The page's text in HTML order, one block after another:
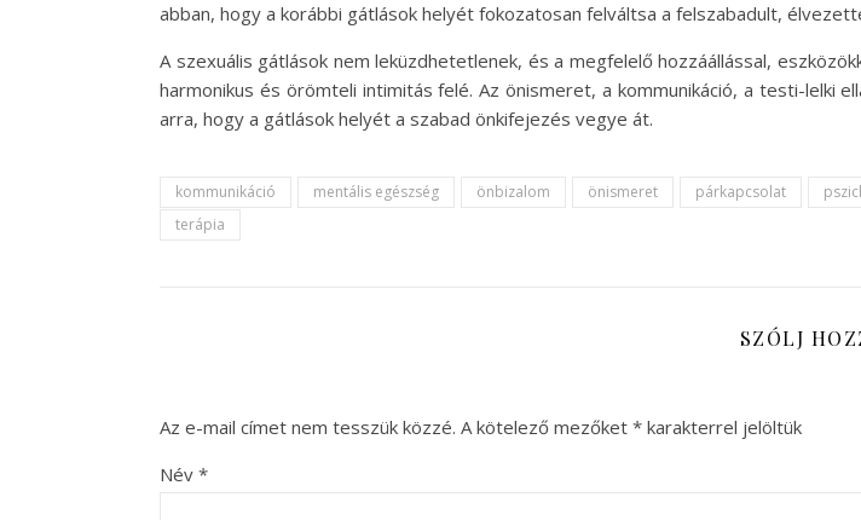
abban, hogy a korábbi gátlások helyét fokozatosan felváltsa a felszabadult,
A szexuális gátlások nem leküzdhetetlenek, és a megfelelő hozzáállással,
harmonikus és örömteli intimitás felé. Az önismeret, a kommunikáció, a testi-lelki
arra, hogy a gátlások helyét a szabad önkifejezés vegye át.
kommunikáció mentális egészség önbizalom önismeret párkapcsolat
terápia
SZÓLJ
Az e-mail címet nem tesszük közzé. A kötelező mezőket * karakterrel jelöltük
Név *